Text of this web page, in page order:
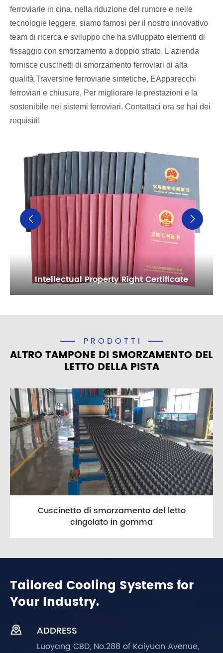
ferroviarie in cina, nella riduzione del rumore e nelle
tecnologie leggere, siamo famosi per il nostro innovativo
team di ricerca e sviluppo che ha sviluppato elementi di
fissaggio con smorzamento a doppio strato. L'azienda
fornisce cuscinetti di smorzamento ferroviari di alta
qualità,Traversine ferroviarie sintetiche, EApparecchi
ferroviari e chiusure, Per migliorare le prestazioni e la
sostenibile nei sistemi ferroviari. Contattaci ora se hai dei
requisiti!
Intellectual Property Right Certificate
 
PRODOTTI
ALTRO TAMPONE DI SMORZAMENTO DEL
LETTO DELLA PISTA
Cuscinetto di smorzamento del letto
cingolato in gomma
Tailored Cooling Systems for
Your Industry.
 ADDRESS
Luoyang CBD, No.288 of Kaiyuan Avenue,